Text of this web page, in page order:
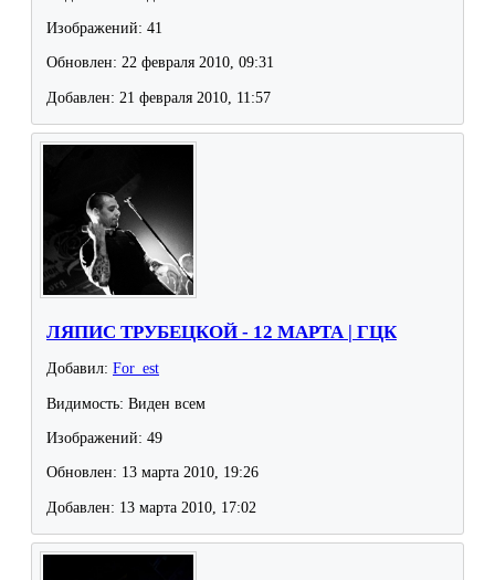
Изображений: 41
Обновлен: 22 февраля 2010, 09:31
Добавлен: 21 февраля 2010, 11:57
ЛЯПИС ТРУБЕЦКОЙ - 12 МАРТА | ГЦК
Добавил: For_est
Видимость: Виден всем
Изображений: 49
Обновлен: 13 марта 2010, 19:26
Добавлен: 13 марта 2010, 17:02